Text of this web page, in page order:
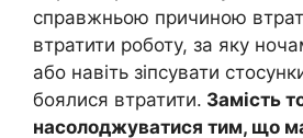
справжньою причиною
втратити роботу, за яку
або навіть зіпсувати
боялися втратити. Замість
насолоджуватися тим, що